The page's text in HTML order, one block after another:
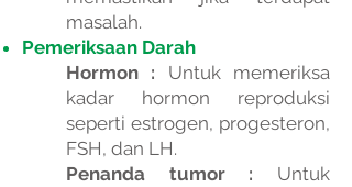
masalah.
Pemeriksaan Darah
Hormon : Untuk memeriksa
kadar hormon reproduksi
seperti estrogen, progesteron,
FSH, dan LH.
Penanda tumor : Untuk